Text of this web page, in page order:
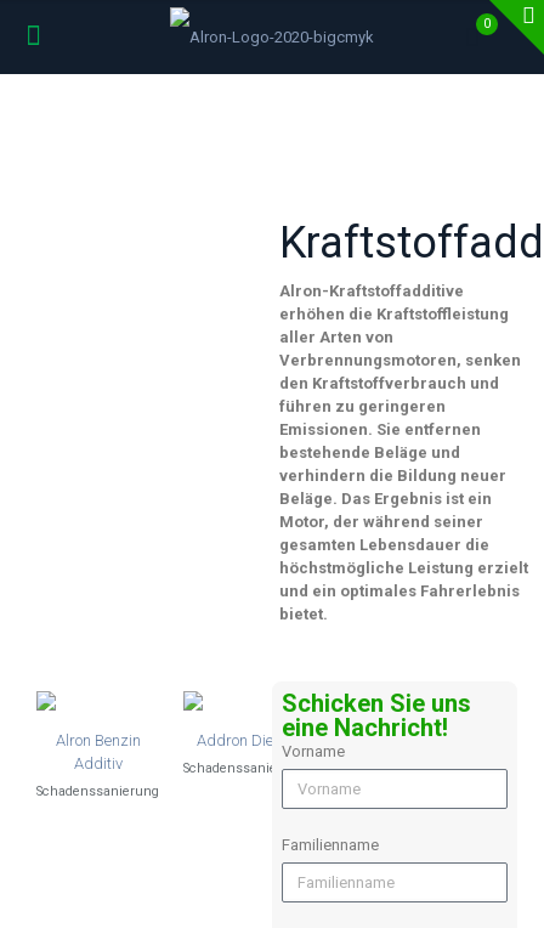
0
Alron-Kraftstoffadditive
erhöhen die Kraftstoffleistung
aller Arten von
Verbrennungsmotoren, senken
den Kraftstoffverbrauch und
führen zu geringeren
Emissionen. Sie entfernen
bestehende Beläge und
verhindern die Bildung neuer
Beläge. Das Ergebnis ist ein
Motor, der während seiner
gesamten Lebensdauer die
höchstmögliche Leistung erzielt
und ein optimales Fahrerlebnis
bietet.
Alron Benzin
Additiv
Schadenssanierung
Addron Diesel
Schadenssanierung
Schicken Sie uns
eine Nachricht!
Vorname
Familienname